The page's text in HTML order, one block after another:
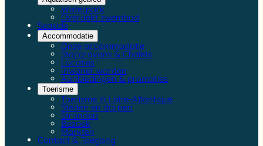
Waterpark
Overdekt zwembad
Seaside
Accommodatie
Onze accommodatie
Stacaravans & Chalets
Locaties
Inwoner worden
Aanbiedingen & promoties
Toerisme
Toerisme in Loire-Atlantique
Steden en dorpen
Stranden
Bezoek
Markten
Contact & Toegang